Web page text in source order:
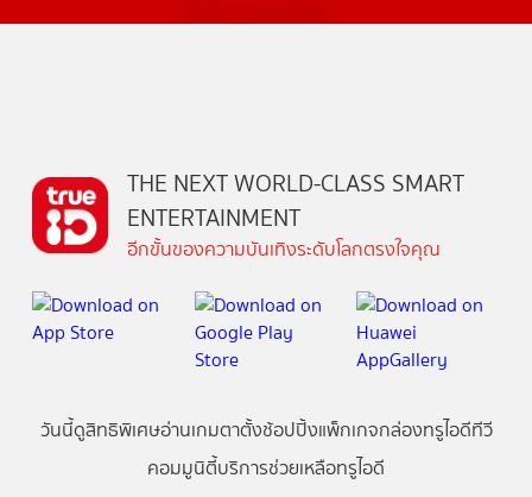
THE NEXT WORLD-CLASS SMART
ENTERTAINMENT
อีกขั้นของความบันเทิงระดับโลกตรงใจคุณ
วันนี้ดูสิทธิพิเศษอ่านเกมตาตั้งช้อปปิ้งแพ็กเกจกล่องทรูไอดีทีวี
คอมมูนิตี้บริการช่วยเหลือทรูไอดี